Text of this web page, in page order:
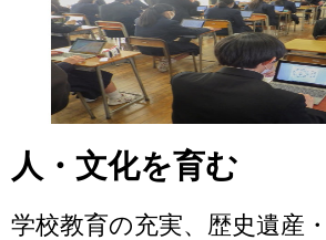
人・文化を育む
学校教育の充実、歴史遺産